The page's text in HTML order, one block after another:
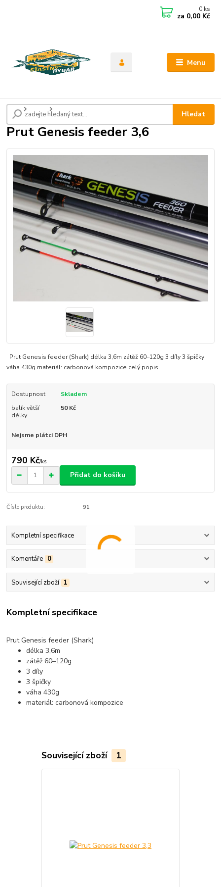
Menu
Hledat
0 ks
za 0,00 Kč
Úvod Pruty Prut Genesis feeder 3,6
Prut Genesis feeder 3,6
Prut Genesis feeder (Shark) délka 3,6m zátěž 60–120g 3 díly 3 špičky
váha 430g materiál: carbonová kompozice celý popis
Dostupnost
Skladem
balík větší
délky
50 Kč
Nejsme plátci DPH
790 Kč/ks
Přidat do košíku
Číslo produktu: 91
Kompletní specifikace
Komentáře 0
Související zboží 1
Kompletní specifikace
Prut Genesis feeder (Shark)
délka 3,6m
zátěž 60–120g
3 díly
3 špičky
váha 430g
materiál: carbonová kompozice
Související zboží 1